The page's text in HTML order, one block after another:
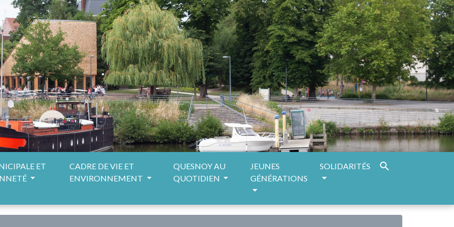
ET
CADRE DE VIE ET
ENVIRONNEMENT
QUESNOY AU
QUOTIDIEN
JEUNES
GÉNÉRATIONS
SOLIDARITÉS search